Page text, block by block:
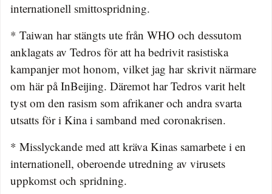
internationell smittospridning.
* Taiwan har stängts ute från WHO och dessutom
anklagats av Tedros för att ha bedrivit rasistiska
kampanjer mot honom, vilket jag har skrivit närmare
om här på InBeijing. Däremot har Tedros varit helt
tyst om den rasism som afrikaner och andra svarta
utsatts för i Kina i samband med coronakrisen.
* Misslyckande med att kräva Kinas samarbete i en
internationell, oberoende utredning av virusets
uppkomst och spridning.